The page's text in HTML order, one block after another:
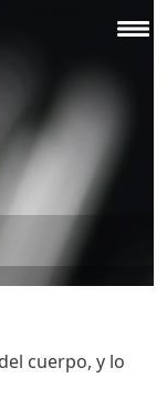
cuerpo, y lo